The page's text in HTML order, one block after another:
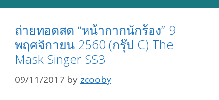
ถ่ายทอดสด “หน้ากากนักร้อง” 9
พฤศจิกายน 2560 (กรุ๊ป C) The
Mask Singer SS3
09/11/2017 by zcooby